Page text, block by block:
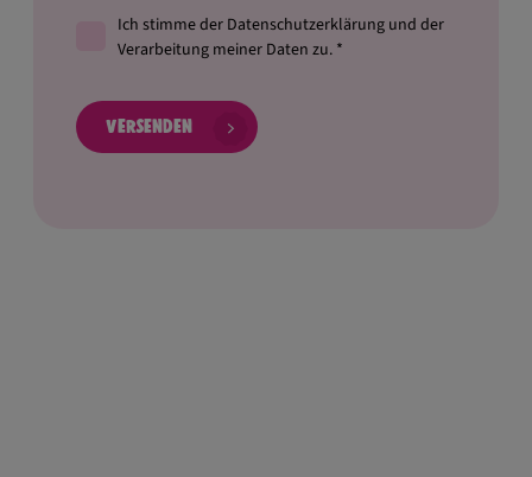
Ich stimme der Datenschutzerklärung und der
Verarbeitung meiner Daten zu. *
Versenden